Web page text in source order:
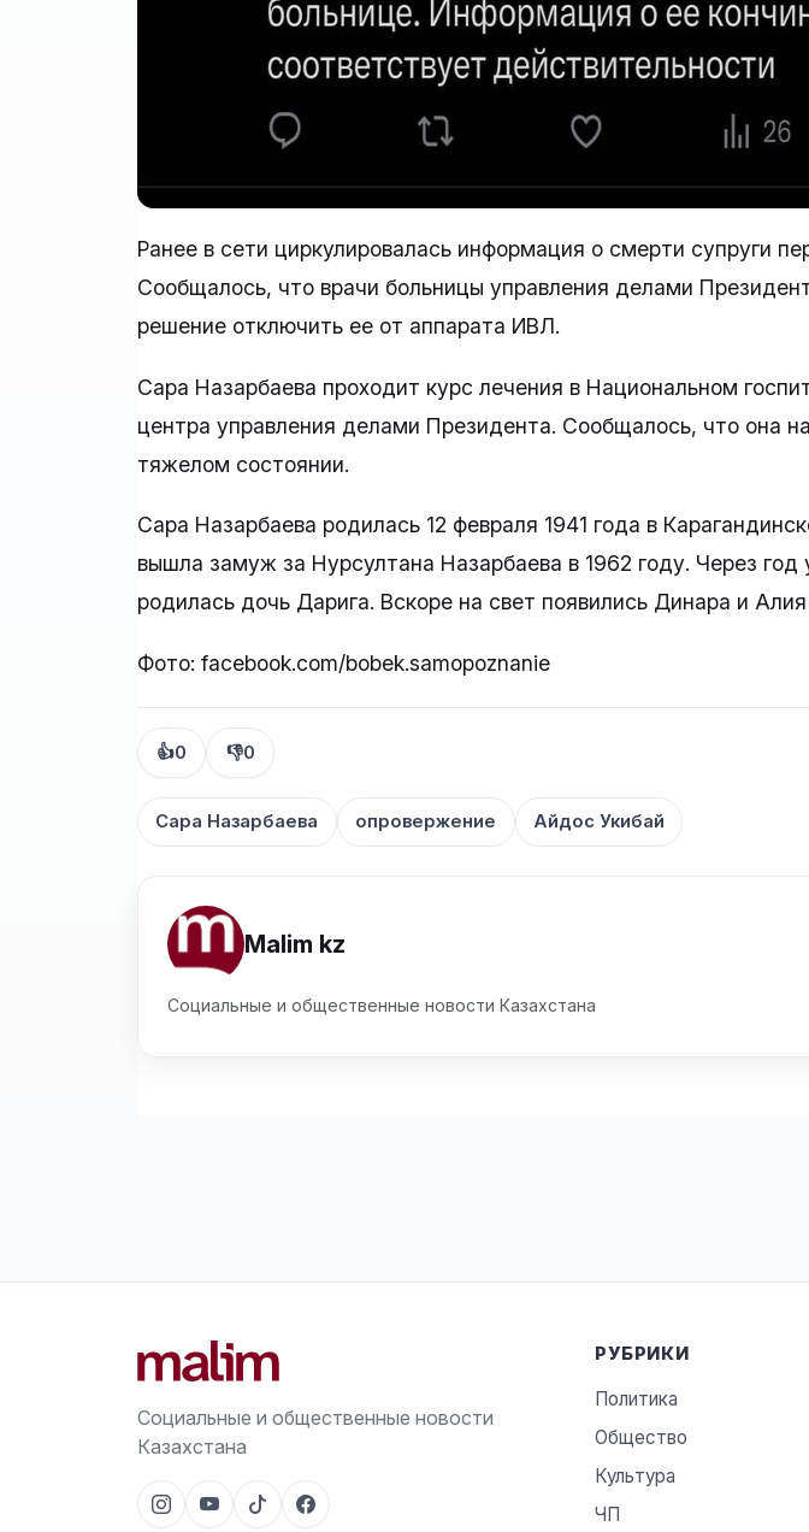
Ранее в сети циркулировалась информация о смерти супруги
Сообщалось, что врачи больницы управления делами
решение отключить ее от аппарата ИВЛ.
Сара Назарбаева проходит курс лечения в Национальном
центра управления делами Президента. Сообщалось, что она
тяжелом состоянии.
Сара Назарбаева родилась 12 февраля 1941 года в
вышла замуж за Нурсултана Назарбаева в 1962 году. Через
родилась дочь Дарига. Вскоре на свет появились Динара и
Фото: facebook.com/bobek.samopoznanie
👍0 👎0
Сара Назарбаева опровержение Айдос Укибай
Malim kz
Социальные и общественные новости Казахстана
Социальные и общественные новости
Казахстана
РУБРИКИ
Политика
Общество
Культура
ЧП